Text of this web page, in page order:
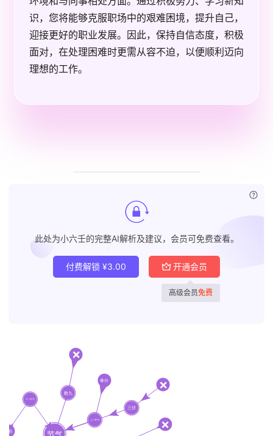
识，您将能够克服职场中的艰难困境，提升自己，
迎接更好的职业发展。因此，保持自信态度，积极
面对，在处理困难时更需从容不迫，以便顺利迈向
理想的工作。
此处为小六壬的完整AI解析及建议，会员可免费查看。
付费解锁 ¥3.00 开通会员
高级会员免费